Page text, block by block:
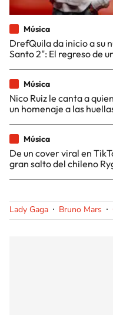
Música
DrefQuila da inicio a su
Santo 2": El regreso de
Música
Nico Ruiz le canta a
un homenaje a las
Música
De un cover viral en
gran salto del chileno
Lady Gaga Bruno Mars